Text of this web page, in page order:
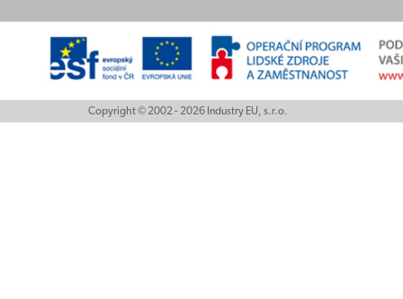
Copyright © 2002 - 2026 Industry EU, s.r.o.